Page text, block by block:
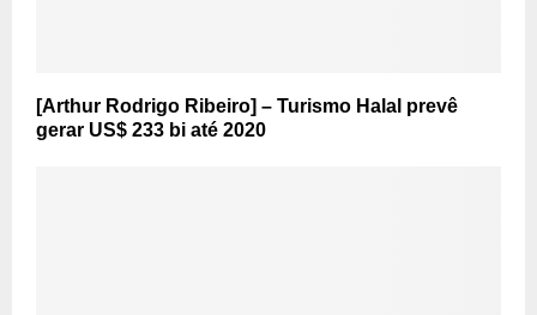
[Arthur Rodrigo Ribeiro] – Turismo Halal prevê
gerar US$ 233 bi até 2020